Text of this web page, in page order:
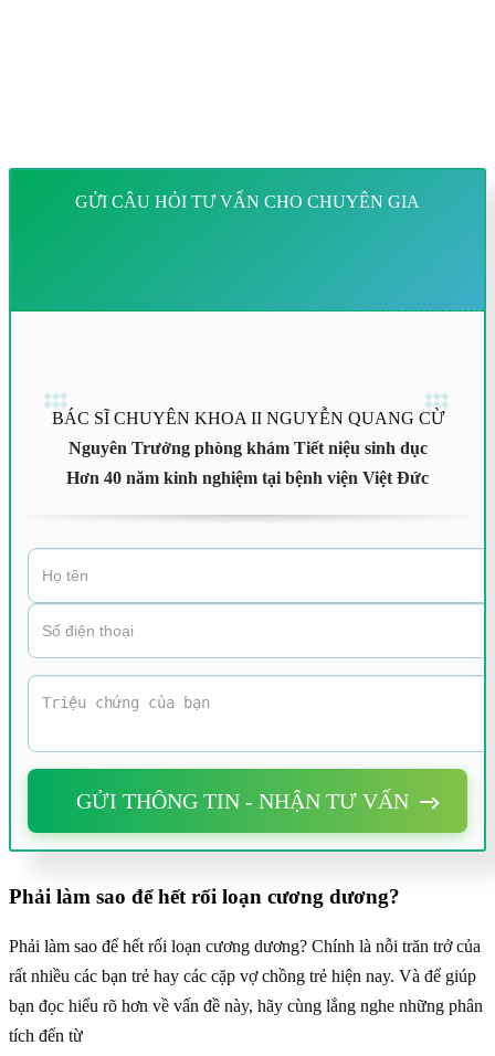
GỬI CÂU HỎI TƯ VẤN CHO CHUYÊN GIA
BÁC SĨ CHUYÊN KHOA II NGUYỄN QUANG CỪ
Nguyên Trưởng phòng khám Tiết niệu sinh dục
Hơn 40 năm kinh nghiệm tại bệnh viện Việt Đức
GỬI THÔNG TIN - NHẬN TƯ VẤN
Phải làm sao để hết rối loạn cương dương?
Phải làm sao để hết rối loạn cương dương? Chính là nỗi trăn trở của
rất nhiều các bạn trẻ hay các cặp vợ chồng trẻ hiện nay. Và để giúp
bạn đọc hiểu rõ hơn về vấn đề này, hãy cùng lắng nghe những phân
tích đến từ